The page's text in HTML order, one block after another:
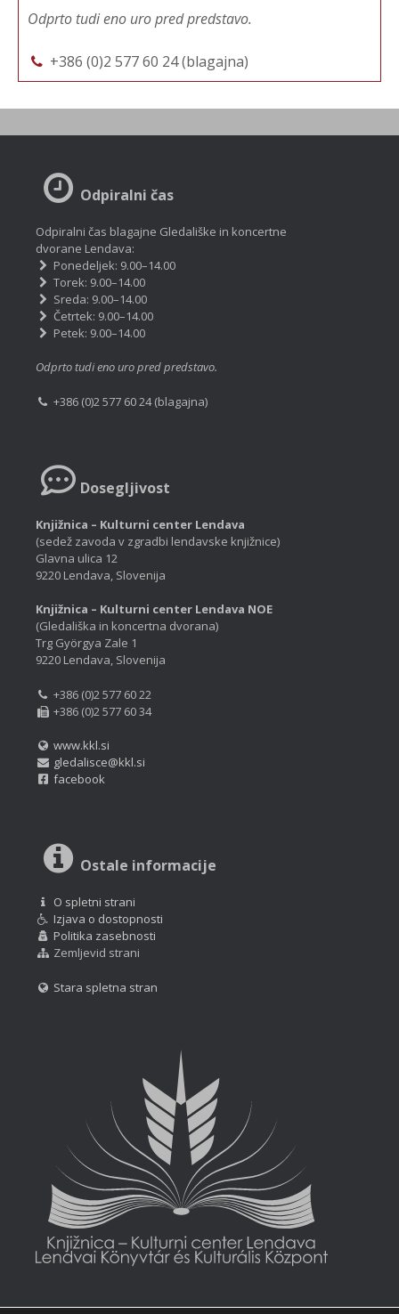
Odprto tudi eno uro pred predstavo.
+386 (0)2 577 60 24 (blagajna)
Odpiralni čas
Odpiralni čas blagajne Gledališke in koncertne
dvorane Lendava:
Ponedeljek: 9.00–14.00
Torek: 9.00–14.00
Sreda: 9.00–14.00
Četrtek: 9.00–14.00
Petek: 9.00–14.00
Odprto tudi eno uro pred predstavo.
+386 (0)2 577 60 24 (blagajna)
Dosegljivost
Knjižnica – Kulturni center Lendava
(sedež zavoda v zgradbi lendavske knjižnice)
Glavna ulica 12
9220 Lendava, Slovenija
Knjižnica – Kulturni center Lendava NOE
(Gledališka in koncertna dvorana)
Trg Györgya Zale 1
9220 Lendava, Slovenija
+386 (0)2 577 60 22
+386 (0)2 577 60 34
www.kkl.si
gledalisce@kkl.si
facebook
Ostale informacije
O spletni strani
Izjava o dostopnosti
Politika zasebnosti
Zemljevid strani
Stara spletna stran